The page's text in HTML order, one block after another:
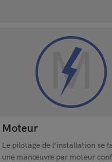
Moteur
Le pilotage de l’installation se
une manœuvre par moteur